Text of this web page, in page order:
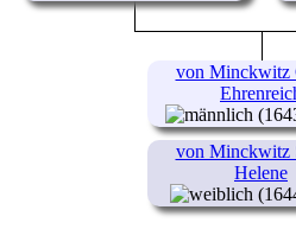
von Minckwitz
Helene
von Minckwitz